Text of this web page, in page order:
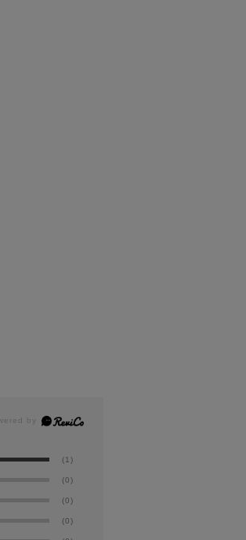
(1)
(0)
(0)
(0)